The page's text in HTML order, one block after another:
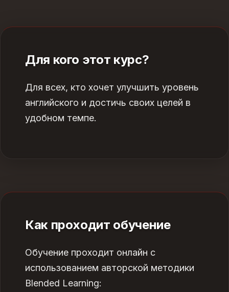
Для кого этот курс?
Для всех, кто хочет улучшить уровень
английского и достичь своих целей в
удобном темпе.
Как проходит обучение
Обучение проходит онлайн с
использованием авторской методики
Blended Learning: